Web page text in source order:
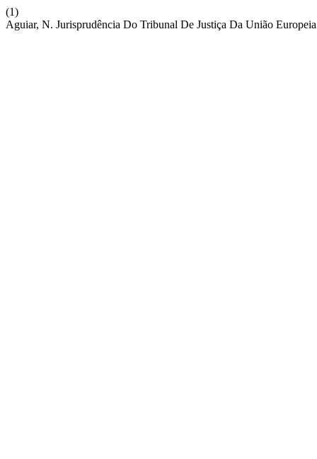
(1)
Aguiar, N. Jurisprudência Do Tribunal De Justiça Da União